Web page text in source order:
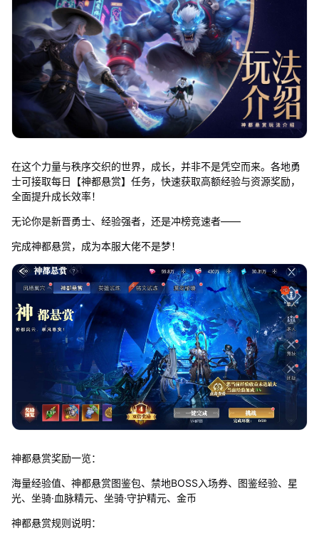
在这个力量与秩序交织的世界，成长，并非不是凭空而来。各地勇
士可接取每日【神都悬赏】任务，快速获取高额经验与资源奖励，
全面提升成长效率！
无论你是新晋勇士、经验强者，还是冲榜竞速者——
完成神都悬赏，成为本服大佬不是梦！
神都悬赏奖励一览：
海量经验值、神都悬赏图鉴包、禁地BOSS入场券、图鉴经验、星
光、坐骑·血脉精元、坐骑·守护精元、金币
神都悬赏规则说明：